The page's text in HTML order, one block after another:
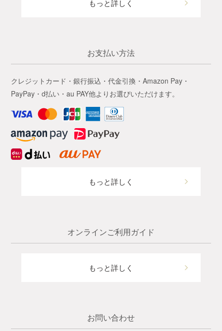
もっと詳しく
お支払い方法
クレジットカード・銀行振込・代金引換・Amazon Pay・
PayPay・d払い・au PAY他よりお選びいただけます。
もっと詳しく
オンラインご利用ガイド
もっと詳しく
お問い合わせ